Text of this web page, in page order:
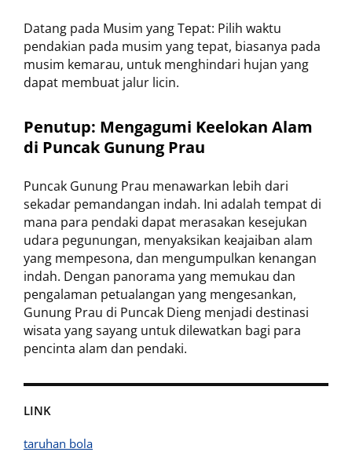
LINK
taruhan bola
Datang pada Musim yang Tepat: Pilih waktu
pendakian pada musim yang tepat, biasanya pada
musim kemarau, untuk menghindari hujan yang
dapat membuat jalur licin.
Penutup: Mengagumi Keelokan Alam
di Puncak Gunung Prau
Puncak Gunung Prau menawarkan lebih dari
sekadar pemandangan indah. Ini adalah tempat di
mana para pendaki dapat merasakan kesejukan
udara pegunungan, menyaksikan keajaiban alam
yang mempesona, dan mengumpulkan kenangan
indah. Dengan panorama yang memukau dan
pengalaman petualangan yang mengesankan,
Gunung Prau di Puncak Dieng menjadi destinasi
wisata yang sayang untuk dilewatkan bagi para
pencinta alam dan pendaki.